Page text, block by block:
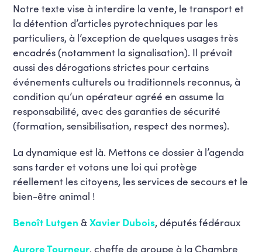
Notre texte vise à interdire la vente, le transport et
la détention d’articles pyrotechniques par les
particuliers, à l’exception de quelques usages très
encadrés (notamment la signalisation). Il prévoit
aussi des dérogations strictes pour certains
événements culturels ou traditionnels reconnus, à
condition qu’un opérateur agréé en assume la
responsabilité, avec des garanties de sécurité
(formation, sensibilisation, respect des normes).
La dynamique est là. Mettons ce dossier à l’agenda
sans tarder et votons une loi qui protège
réellement les citoyens, les services de secours et le
bien-être animal !
Benoît Lutgen&Xavier Dubois, députés fédéraux
Aurore Tourneur, cheffe de groupe à la Chambre